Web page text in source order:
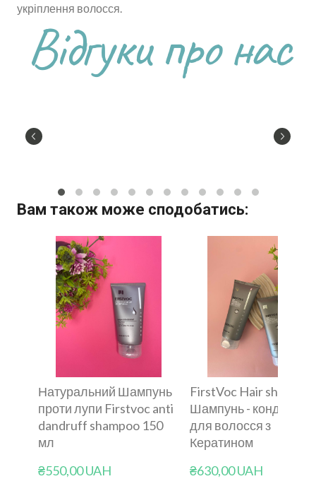
укріплення волосся.
Відгуки про нас
Вам також може сподобатись:
Натуральний Шампунь
проти лупи Firstvoc anti
dandruff shampoo 150
мл
₴550,00 UAH
FirstVoc Hair shampoo
Шампунь -
для волосся з
Кератином
₴630,00 UAH